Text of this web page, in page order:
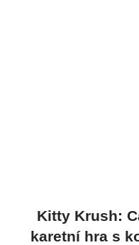
Kitty Krush:
karetní hra s